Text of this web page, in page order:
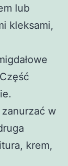
lub
kleksami,
w
krem,